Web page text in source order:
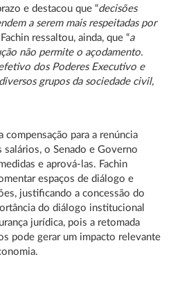
e destacou que “decisões
a serem mais respeitadas por
Fachin ressaltou, ainda, que “a
não permite o açodamento.
dos Poderes Executivo e
grupos da sociedade civil,
compensação para a renúncia
salários, o Senado e Governo
e aprová-las. Fachin
espaços de diálogo e
justificando a concessão do
do diálogo institucional
jurídica, pois a retomada
pode gerar um impacto relevante